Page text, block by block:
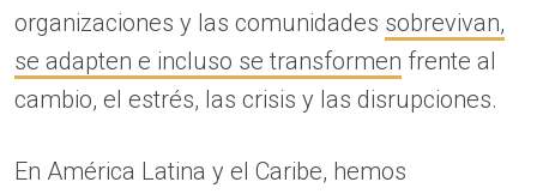
organizaciones y las comunidades sobrevivan,
se adapten e incluso se transformen frente al
cambio, el estrés, las crisis y las disrupciones.
En América Latina y el Caribe, hemos